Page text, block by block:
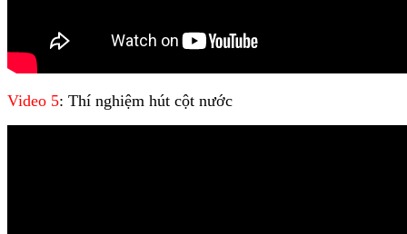
Video 5: Thí nghiệm hút cột nước